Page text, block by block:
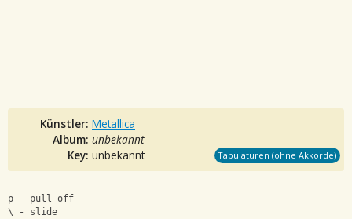
Künstler: Metallica
Album: unbekannt
Key: unbekannt Tabulaturen (ohne Akkorde)
p - pull off
\ - slide